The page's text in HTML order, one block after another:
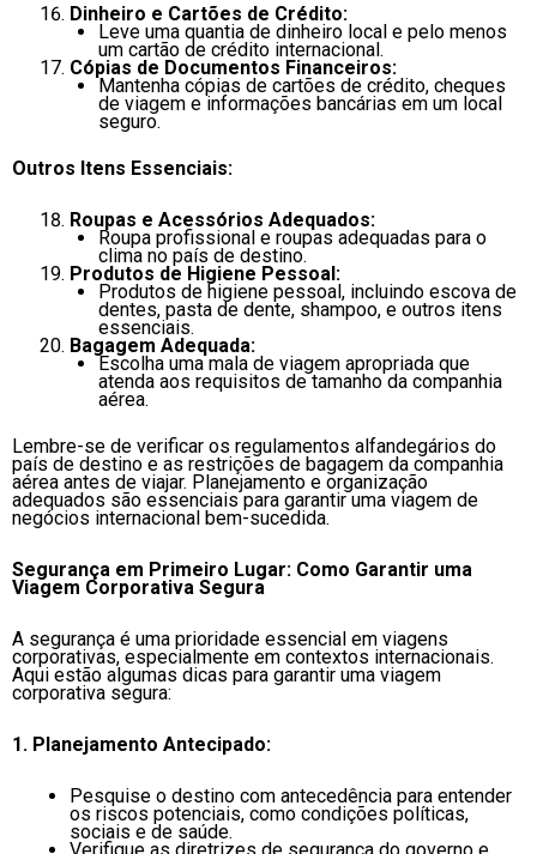
Dinheiro e Cartões de Crédito:
Leve uma quantia de dinheiro local e pelo menos
um cartão de crédito internacional.
Cópias de Documentos Financeiros:
Mantenha cópias de cartões de crédito, cheques
de viagem e informações bancárias em um local
seguro.
Outros Itens Essenciais:
Roupas e Acessórios Adequados:
Roupa profissional e roupas adequadas para o
clima no país de destino.
Produtos de Higiene Pessoal:
Produtos de higiene pessoal, incluindo escova de
dentes, pasta de dente, shampoo, e outros itens
essenciais.
Bagagem Adequada:
Escolha uma mala de viagem apropriada que
atenda aos requisitos de tamanho da companhia
aérea.
Lembre-se de verificar os regulamentos alfandegários do
país de destino e as restrições de bagagem da companhia
aérea antes de viajar. Planejamento e organização
adequados são essenciais para garantir uma viagem de
negócios internacional bem-sucedida.
Segurança em Primeiro Lugar: Como Garantir uma
Viagem Corporativa Segura
A segurança é uma prioridade essencial em viagens
corporativas, especialmente em contextos internacionais.
Aqui estão algumas dicas para garantir uma viagem
corporativa segura:
1. Planejamento Antecipado:
Pesquise o destino com antecedência para entender
os riscos potenciais, como condições políticas,
sociais e de saúde.